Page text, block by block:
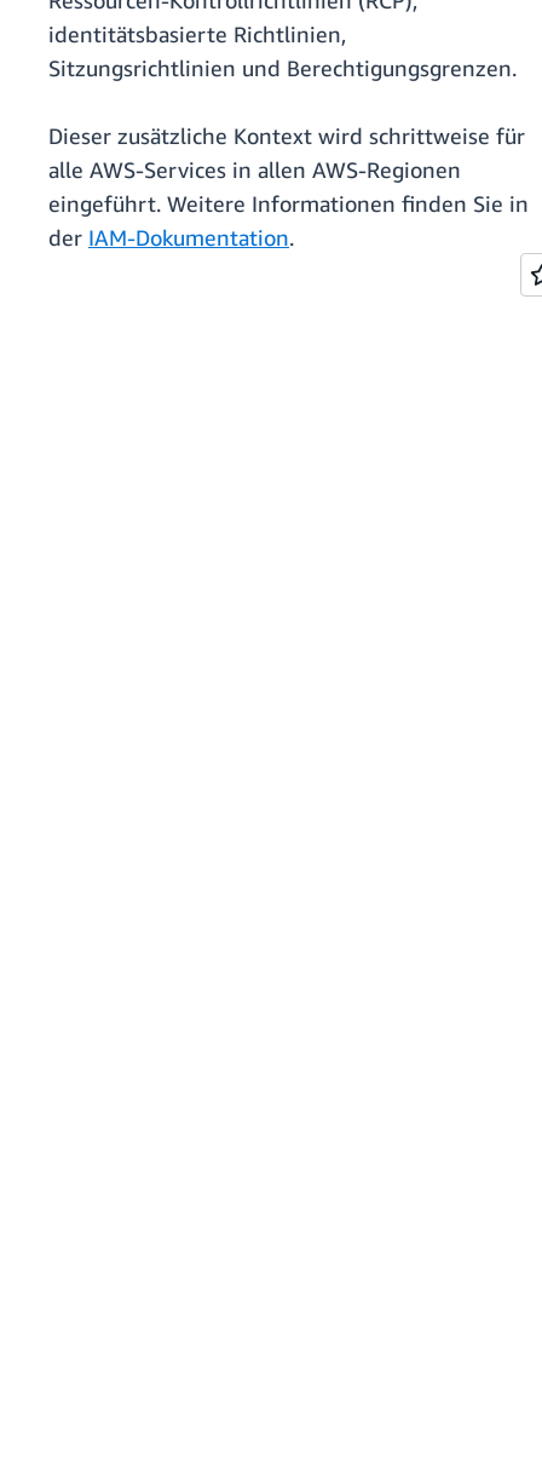
identitätsbasierte Richtlinien,
Sitzungsrichtlinien und Berechtigungsgrenzen.
Dieser zusätzliche Kontext wird schrittweise für
alle AWS-Services in allen AWS-Regionen
eingeführt. Weitere Informationen finden Sie in
der IAM-Dokumentation.